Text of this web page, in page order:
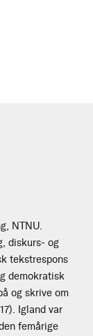
NTNU.
diskurs- og
tekstrespons
demokratisk
og skrive om
Igland var
femårige